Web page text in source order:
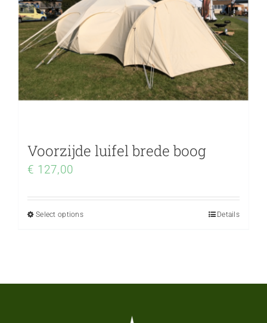
Voorzijde luifel brede boog
€ 127,00
Select options Details